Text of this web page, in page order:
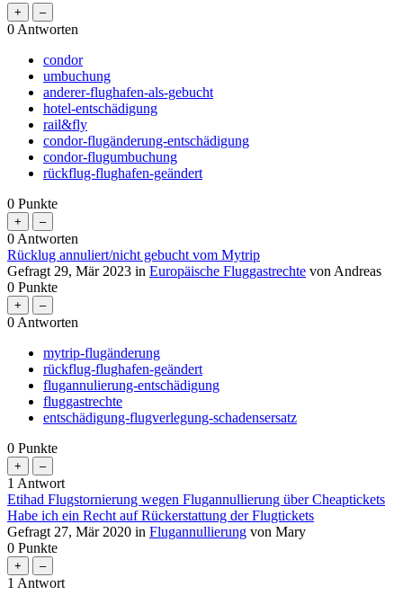
0 Antworten
condor
umbuchung
anderer-flughafen-als-gebucht
hotel-entschädigung
rail&fly
condor-flugänderung-entschädigung
condor-flugumbuchung
rückflug-flughafen-geändert
0 Punkte
0 Antworten
Rücklug annuliert/nicht gebucht vom Mytrip
Gefragt 29, Mär 2023 in Europäische Fluggastrechte von Andreas
0 Punkte
0 Antworten
mytrip-flugänderung
rückflug-flughafen-geändert
flugannulierung-entschädigung
fluggastrechte
entschädigung-flugverlegung-schadensersatz
0 Punkte
1 Antwort
Etihad Flugstornierung wegen Flugannullierung über Cheaptickets
Habe ich ein Recht auf Rückerstattung der Flugtickets
Gefragt 27, Mär 2020 in Flugannullierung von Mary
0 Punkte
1 Antwort